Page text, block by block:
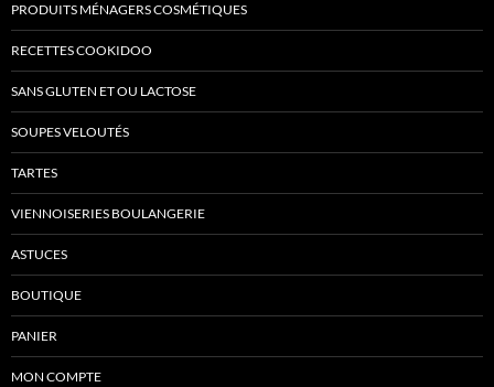
PRODUITS MÉNAGERS COSMÉTIQUES
RECETTES COOKIDOO
SANS GLUTEN ET OU LACTOSE
SOUPES VELOUTÉS
TARTES
VIENNOISERIES BOULANGERIE
ASTUCES
BOUTIQUE
PANIER
MON COMPTE